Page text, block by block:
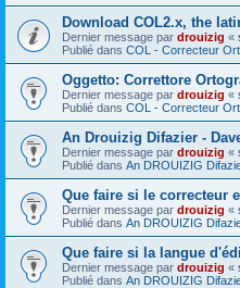
Download COL2.x, the
Dernier message par drouizig «
Publié dans COL - Correcteur
Oggetto: Correttore
Dernier message par drouizig «
Publié dans COL - Correcteur
An Drouizig Difazier -
Dernier message par drouizig «
Publié dans An DROUIZIG
Que faire si le correcteur
Dernier message par drouizig «
Publié dans An DROUIZIG
Que faire si la langue
Dernier message par drouizig «
Publié dans An DROUIZIG